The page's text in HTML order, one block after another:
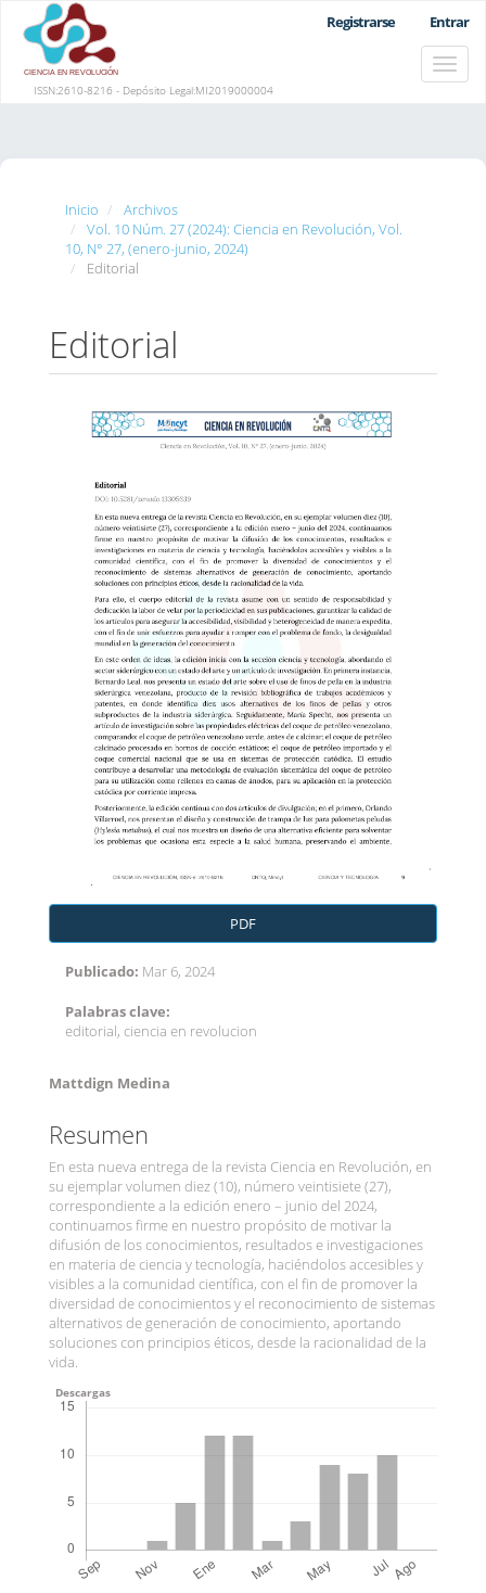
Navegación
principal
Contenido
principal
Barra
Registrarse Entrar
Toggle
ISSN:2610-8216 - Depósito Legal:MI2019000004
Inicio
Archivos
Vol. 10 Núm. 27 (2024): Ciencia en Revolución, Vol.
10, N° 27, (enero-junio, 2024)
Editorial
Editorial
Barra
lateral
artículo
PDF
Publicado: Mar 6, 2024
Palabras clave:
editorial, ciencia en revolucion
Contenido
del
artículo
Mattdign Medina
Resumen
En esta nueva entrega de la revista Ciencia en Revolución, en
su ejemplar volumen diez (10), número veintisiete (27),
correspondiente a la edición enero – junio del 2024,
continuamos firme en nuestro propósito de motivar la
difusión de los conocimientos, resultados e investigaciones
en materia de ciencia y tecnología, haciéndolos accesibles y
visibles a la comunidad científica, con el fin de promover la
diversidad de conocimientos y el reconocimiento de sistemas
alternativos de generación de conocimiento, aportando
soluciones con principios éticos, desde la racionalidad de la
vida.
Descargas